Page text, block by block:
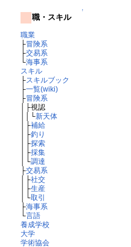
↑
職・スキル
職業
├冒険系
├交易系
└海事系
スキル
├スキルブック
├一覧(wiki)
├冒険系
│├視認
││└新天体
│├補給
│├釣り
│├探索
│├採集
│└調達
├交易系
│├社交
│├生産
│└取引
├海事系
└言語
養成学校
大学
学術協会